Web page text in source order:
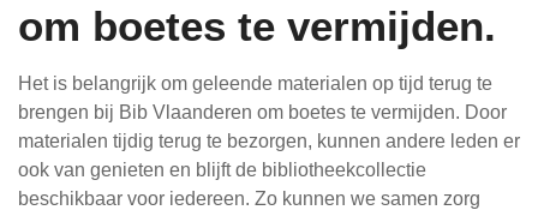
om boetes te vermijden.
Het is belangrijk om geleende materialen op tijd terug te
brengen bij Bib Vlaanderen om boetes te vermijden. Door
materialen tijdig terug te bezorgen, kunnen andere leden er
ook van genieten en blijft de bibliotheekcollectie
beschikbaar voor iedereen. Zo kunnen we samen zorg